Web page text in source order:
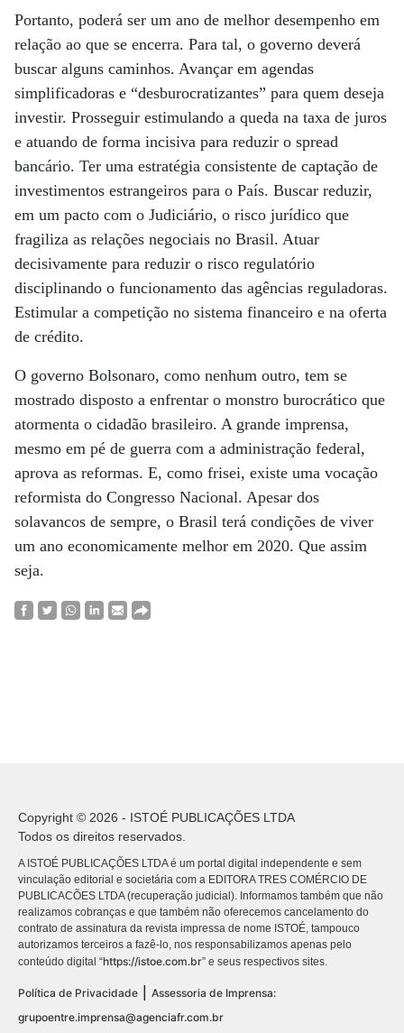
Portanto, poderá ser um ano de melhor desempenho em
relação ao que se encerra. Para tal, o governo deverá
buscar alguns caminhos. Avançar em agendas
simplificadoras e “desburocratizantes” para quem deseja
investir. Prosseguir estimulando a queda na taxa de juros
e atuando de forma incisiva para reduzir o spread
bancário. Ter uma estratégia consistente de captação de
investimentos estrangeiros para o País. Buscar reduzir,
em um pacto com o Judiciário, o risco jurídico que
fragiliza as relações negociais no Brasil. Atuar
decisivamente para reduzir o risco regulatório
disciplinando o funcionamento das agências reguladoras.
Estimular a competição no sistema financeiro e na oferta
de crédito.
O governo Bolsonaro, como nenhum outro, tem se
mostrado disposto a enfrentar o monstro burocrático que
atormenta o cidadão brasileiro. A grande imprensa,
mesmo em pé de guerra com a administração federal,
aprova as reformas. E, como frisei, existe uma vocação
reformista do Congresso Nacional. Apesar dos
solavancos de sempre, o Brasil terá condições de viver
um ano economicamente melhor em 2020. Que assim
seja.
Copyright © 2026 - ISTOÉ PUBLICAÇÕES LTDA
Todos os direitos reservados.
A ISTOÉ PUBLICAÇÕES LTDA é um portal digital independente e sem
vinculação editorial e societária com a EDITORA TRES COMÉRCIO DE
PUBLICACÕES LTDA (recuperação judicial). Informamos também que não
realizamos cobranças e que também não oferecemos cancelamento do
contrato de assinatura da revista impressa de nome ISTOÉ, tampouco
autorizamos terceiros a fazê-lo, nos responsabilizamos apenas pelo
conteúdo digital “https://istoe.com.br” e seus respectivos sites.
Política de Privacidade
Assessoria de Imprensa:
grupoentre.imprensa@agenciafr.com.br